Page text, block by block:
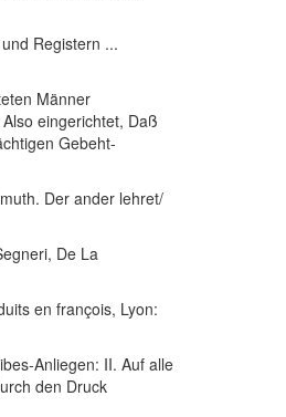
Registern ...
Männer
eingerichtet, Daß
Gebeht-
Der ander lehret/
De La
en françois, Lyon:
Anliegen: II. Auf alle
den Druck